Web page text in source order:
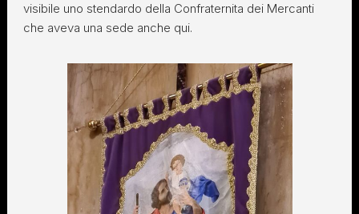
visibile uno stendardo della Confraternita dei Mercanti
che aveva una sede anche qui.